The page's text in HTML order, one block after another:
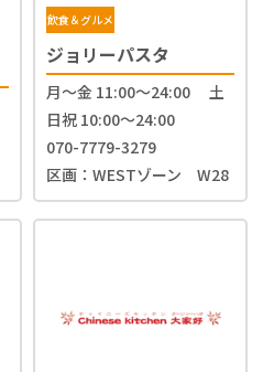
飲食＆グルメ
ジョリーパスタ
月～金 11:00～24:00 土
日祝 10:00～24:00
070-7779-3279
区画：WESTゾーン W28